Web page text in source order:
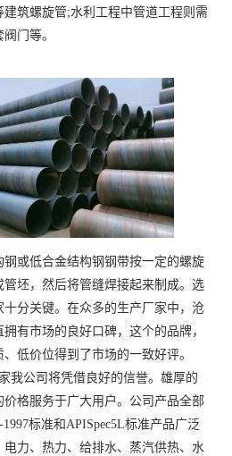
筑螺旋管;水利工程中管道工程则需
门等。
或低合金结构钢钢带按一定的螺旋
坯，然后将管缝焊接起来制成。选
分关键。在众多的生产厂家中，沧
有市场的良好口碑，这个的品牌，
低价位得到了市场的一致好评。
我公司将凭借良好的信誉。雄厚的
格服务于广大用户。公司产品全部
标准和APISpec5L标准产品广泛
力、热力、给排水、蒸汽供热、水